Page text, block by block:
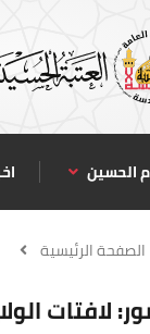
الحسين
الصفحة الرئيسية
لافتات